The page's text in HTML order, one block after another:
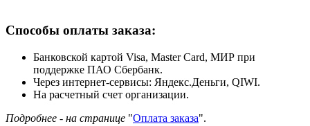
Способы оплаты заказа:
Банковской картой Visa, Master Card, МИР при
поддержке ПАО Сбербанк.
Через интернет-сервисы: Яндекс.Деньги, QIWI.
На расчетный счет организации.
Подробнее - на странице "Оплата заказа".